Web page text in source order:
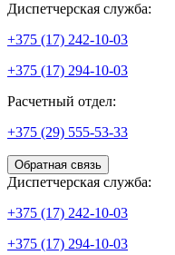
Диспетчерская служба:
+375 (17) 242-10-03
+375 (17) 294-10-03
Расчетный отдел:
+375 (29) 555-53-33
Обратная связь
Диспетчерская служба:
+375 (17) 242-10-03
+375 (17) 294-10-03